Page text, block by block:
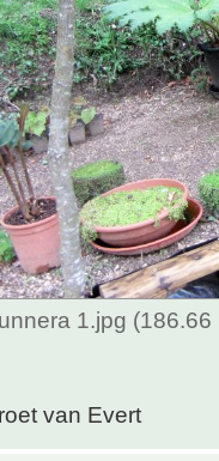
1.jpg
van Evert